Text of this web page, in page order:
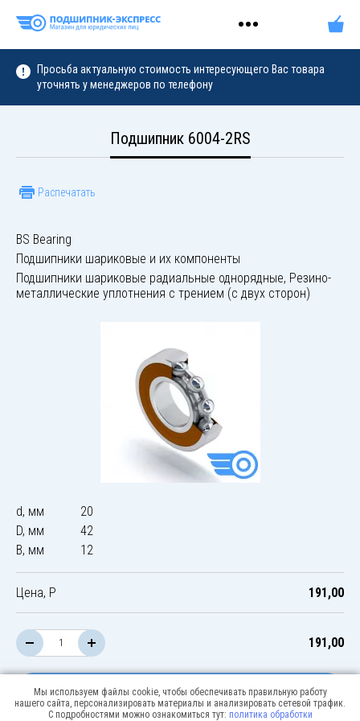
Просьба актуальную стоимость интересующего Вас товара
уточнять у менеджеров по телефону
Подшипник 6004-2RS
Распечатать
BS Bearing
Подшипники шариковые и их компоненты
Подшипники шариковые радиальные однорядные, Резино-
металлические уплотнения с трением (с двух сторон)
d, мм
20
D, мм
42
B, мм
12
Цена, Р 191,00
191,00
В корзину
Мы используем файлы cookie, чтобы обеспечивать правильную работу
нашего сайта, персонализировать материалы и анализировать сетевой трафик.
С подробностями можно ознакомиться тут: политика обработки